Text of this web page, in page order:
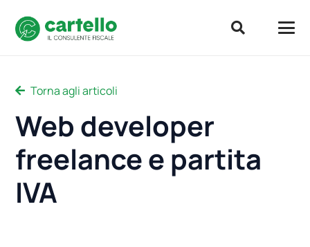
Torna agli articoli
Web developer
freelance e partita
IVA